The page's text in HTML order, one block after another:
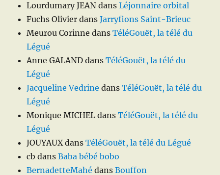
Lourdumary JEAN dansLéjonnaire orbital
Fuchs Olivier dansJarryfions Saint-Brieuc
Meurou Corinne dansTéléGouët, la télé du
Légué
Anne GALAND dansTéléGouët, la télé du
Légué
Jacqueline Vedrine dansTéléGouët, la télé du
Légué
Monique MICHEL dansTéléGouët, la télé du
Légué
JOUYAUXdansTéléGouët, la télé du Légué
cb dansBaba bébé bobo
BernadetteMahé dansBouffon